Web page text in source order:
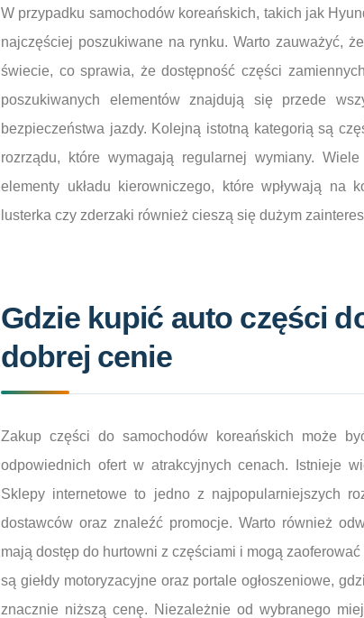
W przypadku samochodów koreańskich, takich jak
najczęściej poszukiwane na rynku. Warto zauważyć,
świecie, co sprawia, że dostępność części
poszukiwanych elementów znajdują się przede
bezpieczeństwa jazdy. Kolejną istotną kategorią są
rozrządu, które wymagają regularnej wymiany.
elementy układu kierowniczego, które wpływają na
lusterka czy zderzaki również cieszą się dużym
Gdzie kupić auto części
dobrej cenie
Zakup części do samochodów koreańskich może
odpowiednich ofert w atrakcyjnych cenach. Istnieje
Sklepy internetowe to jedno z najpopularniejszych
dostawców oraz znaleźć promocje. Warto również
mają dostęp do hurtowni z częściami i mogą
są giełdy motoryzacyjne oraz portale ogłoszeniowe,
znacznie niższą cenę. Niezależnie od wybranego